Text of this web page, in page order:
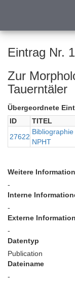
Eintrag Nr.
Zur
Tauerntäler
Übergeordnete
ID
TITEL
27622
Bibliographie
NPHT
Weitere
-
Interne
-
Externe
-
Datentyp
Publication
Dateiname
-